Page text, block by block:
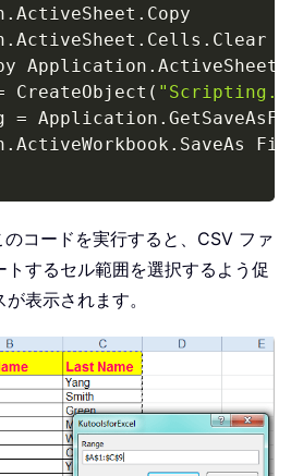
. ActiveSheet . Copy
. ActiveSheet . Cells . Clear
Application . ActiveSheet
CreateObject (
= Application .
. ActiveWorkbook . SaveAs
コードを実行すると、CSV ファ
するセル範囲を選択するよう促
表示されます。